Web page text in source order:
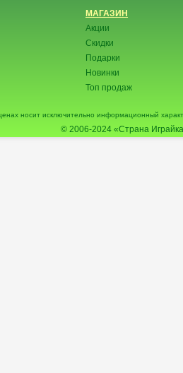
МАГАЗИН
Акции
Скидки
Подарки
Новинки
Топ продаж
носит исключительно информационный
© 2006-2024 «Страна